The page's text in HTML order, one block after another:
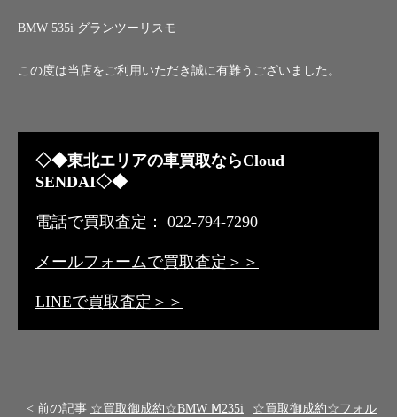
BMW 535i グランツーリスモ
この度は当店をご利用いただき誠に有難うございました。
◇◆東北エリアの車買取ならCloud
SENDAI◇◆
電話で買取査定： 022-794-7290
メールフォームで買取査定＞＞
LINEで買取査定＞＞
< 前の記事 ☆買取御成約☆BMW Ⅿ235i
☆買取御成約☆フォル